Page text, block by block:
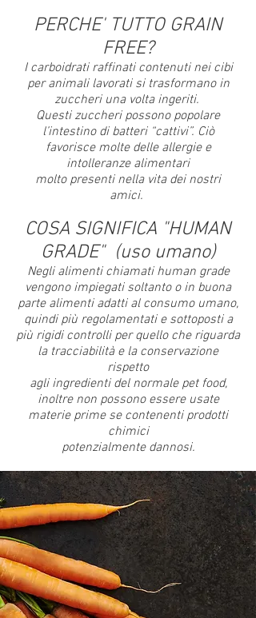
PERCHE' TUTTO GRAIN
FREE?
I carboidrati raffinati contenuti nei cibi
per animali lavorati si trasformano in
zuccheri una volta ingeriti.
Questi zuccheri possono popolare
l’intestino di batteri “cattivi”. Ciò
favorisce molte delle allergie e
intolleranze alimentari
molto presenti nella vita dei nostri
amici.
COSA SIGNIFICA "HUMAN
GRADE" (uso umano)
Negli alimenti chiamati human grade
vengono impiegati soltanto o in buona
parte alimenti adatti al consumo umano,
quindi più regolamentati e sottoposti a
più rigidi controlli per quello che riguarda
la tracciabilità e la conservazione
rispetto
agli ingredienti del normale pet food,
inoltre non possono essere usate
materie prime se contenenti prodotti
chimici
potenzialmente dannosi.